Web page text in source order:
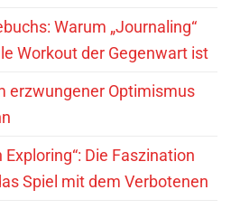
Warum „Journaling“
Workout der Gegenwart ist
erzwungener Optimismus
Die Faszination
Spiel mit dem Verbotenen